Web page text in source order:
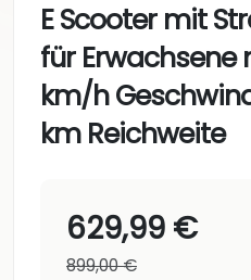
E Scooter mit
für Erwachsene
km/h
km Reichweite
629,99 €
899,00 €